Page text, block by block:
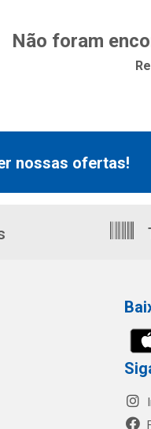
Não foram
nossas ofertas!